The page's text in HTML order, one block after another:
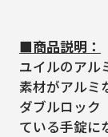
■商品説明：
ユイルのアル
素材がアルミ
ダブルロック
ている手錠に